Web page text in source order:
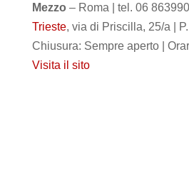
Mezzo – Roma | tel. 06
Trieste, via di Priscilla, 25/a | P.
Chiusura: Sempre aperto |
Visita il sito